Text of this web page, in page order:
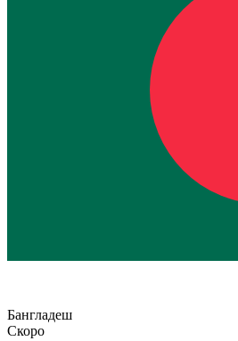
Бангладеш
Скоро